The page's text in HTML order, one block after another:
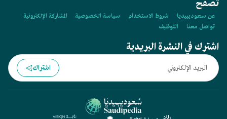
تصفح
عن سعوديبيديا شروط الاستخدام سياسة الخصوصية
المشاركة الإلكترونية
تواصل معنا
التوظيف
اشترك في النشرة البريدية
اشتراك